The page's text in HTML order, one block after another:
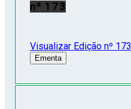
nº 173
Visualizar Edição nº 173
Ementa